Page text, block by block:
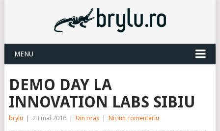
MENU
DEMO DAY LA
INNOVATION LABS SIBIU
brylu 23 mai 2016 Din oras Niciun comentariu